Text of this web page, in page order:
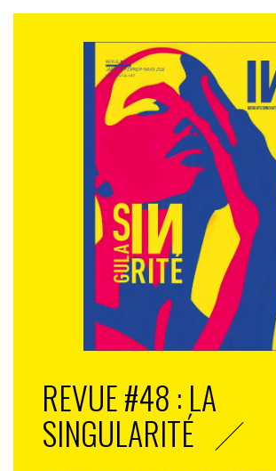
REVUE #48 : LA
SINGULARITÉ